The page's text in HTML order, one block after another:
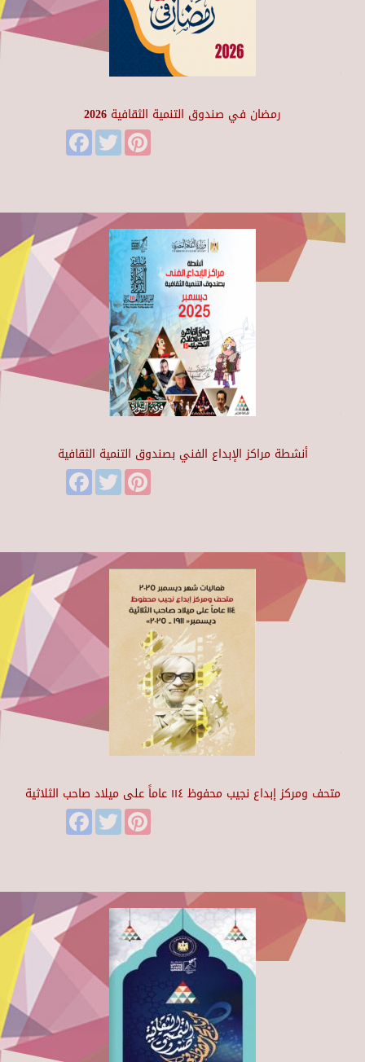
رمضان في صندوق التنمية الثقافية 2026
FacebookTwitter
أنشطة مراكز الإبداع الفني بصندوق التنمية الثقافية
FacebookTwitter
متحف ومركز إبداع نجيب محفوظ ١١٤ عاماً على ميلاد صاحب الثلاثية
FacebookTwitter